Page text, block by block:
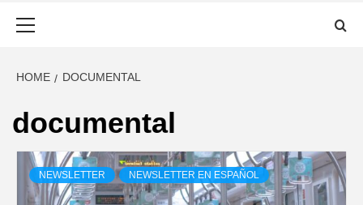
HOME DOCUMENTAL
documental
NEWSLETTER NEWSLETTER EN ESPAÑOL